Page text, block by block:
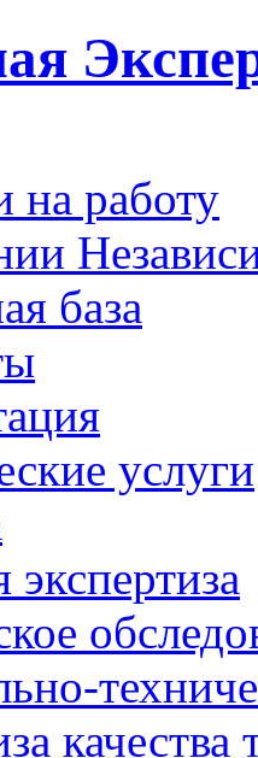
на работу
база
услуги
экспертиза
качества